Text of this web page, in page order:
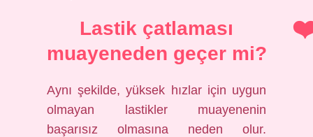
Lastik çatlaması
muayeneden geçer mi?
Aynı şekilde, yüksek hızlar için uygun
olmayan lastikler muayenenin
başarısız olmasına neden olur.